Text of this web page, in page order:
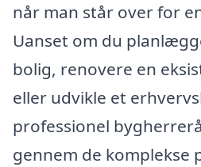
når man står over for
Uanset om du
bolig, renovere en
eller udvikle et
professionel
gennem de komplekse